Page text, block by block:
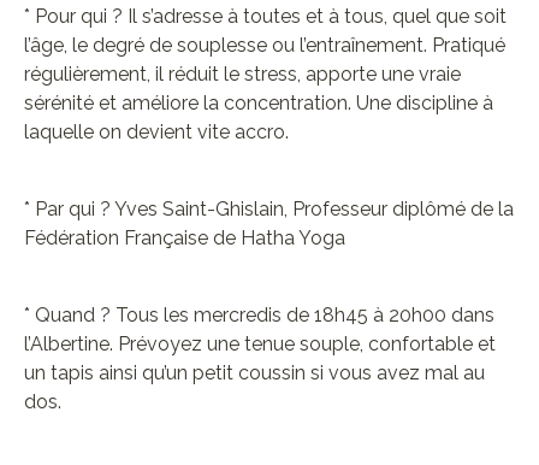
* Pour qui ? Il s’adresse à toutes et à tous, quel que soit
l’âge, le degré de souplesse ou l’entraînement. Pratiqué
régulièrement, il réduit le stress, apporte une vraie
sérénité et améliore la concentration. Une discipline à
laquelle on devient vite accro.
* Par qui ? Yves Saint-Ghislain, Professeur diplômé de la
Fédération Française de Hatha Yoga
* Quand ? Tous les mercredis de 18h45 à 20h00 dans
l’Albertine. Prévoyez une tenue souple, confortable et
un tapis ainsi qu’un petit coussin si vous avez mal au
dos.